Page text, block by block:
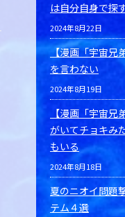
は自分自身で探
2024年8月22日
【漫画「宇宙兄
を言わない
2024年8月19日
【漫画「宇宙
がいてチョキみ
もいる
2024年8月18日
夏のニオイ問題
テム４選